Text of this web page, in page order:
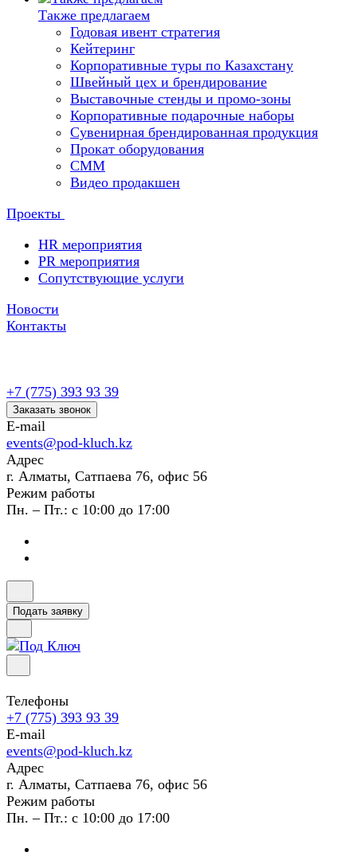
Также предлагаем
Годовая ивент стратегия
Кейтеринг
Корпоративные туры по Казахстану
Швейный цех и брендирование
Выставочные стенды и промо-зоны
Корпоративные подарочные наборы
Сувенирная брендированная продукция
Прокат оборудования
СММ
Видео продакшен
Проекты
HR мероприятия
PR мероприятия
Сопутствующие услуги
Новости
Контакты
+7 (775) 393 93 39
Заказать звонок
E-mail
events@pod-kluch.kz
Адрес
г. Алматы, Сатпаева 76, офис 56
Режим работы
Пн. – Пт.: с 10:00 до 17:00
Подать заявку
Телефоны
+7 (775) 393 93 39
E-mail
events@pod-kluch.kz
Адрес
г. Алматы, Сатпаева 76, офис 56
Режим работы
Пн. – Пт.: с 10:00 до 17:00